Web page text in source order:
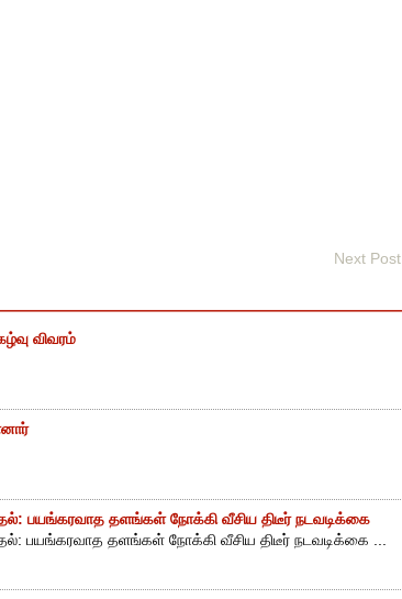
Next Post
விவரம்
பயங்கரவாத தளங்கள் நோக்கி வீசிய திடீர் நடவடிக்கை
பயங்கரவாத தளங்கள் நோக்கி வீசிய திடீர் நடவடிக்கை ...